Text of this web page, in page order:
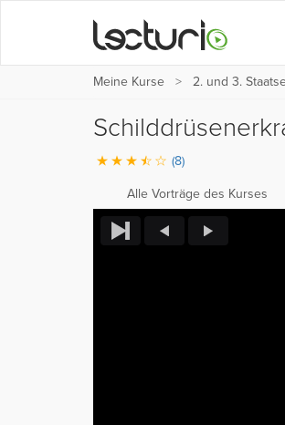
Meine Kurse 2. und 3.
(8)
Alle Vorträge des Kurses